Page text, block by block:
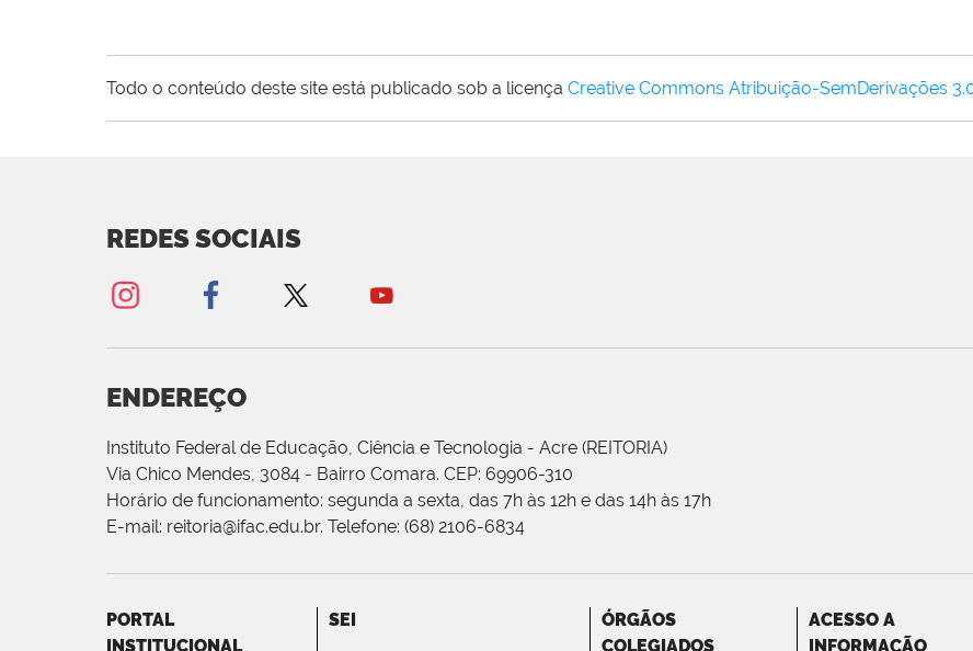
Todo o conteúdo deste site está publicado sob a licença Creative Commons Atribuição-SemDerivações
REDES SOCIAIS
ENDEREÇO
Instituto Federal de Educação, Ciência e Tecnologia - Acre (REITORIA)
Via Chico Mendes, 3084 - Bairro Comara. CEP: 69906-310
Horário de funcionamento: segunda a sexta, das 7h às 12h e das 14h às 17h
E-mail: reitoria@ifac.edu.br. Telefone: (68) 2106-6834
PORTAL
INSTITUCIONAL
SEI
ÓRGÃOS
COLEGIADOS
ACESSO A
INFORMAÇÃO